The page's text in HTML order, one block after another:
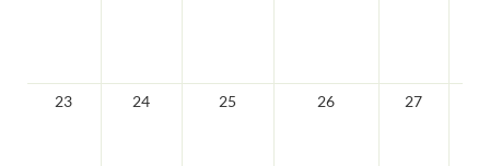
23 24 25 26 27